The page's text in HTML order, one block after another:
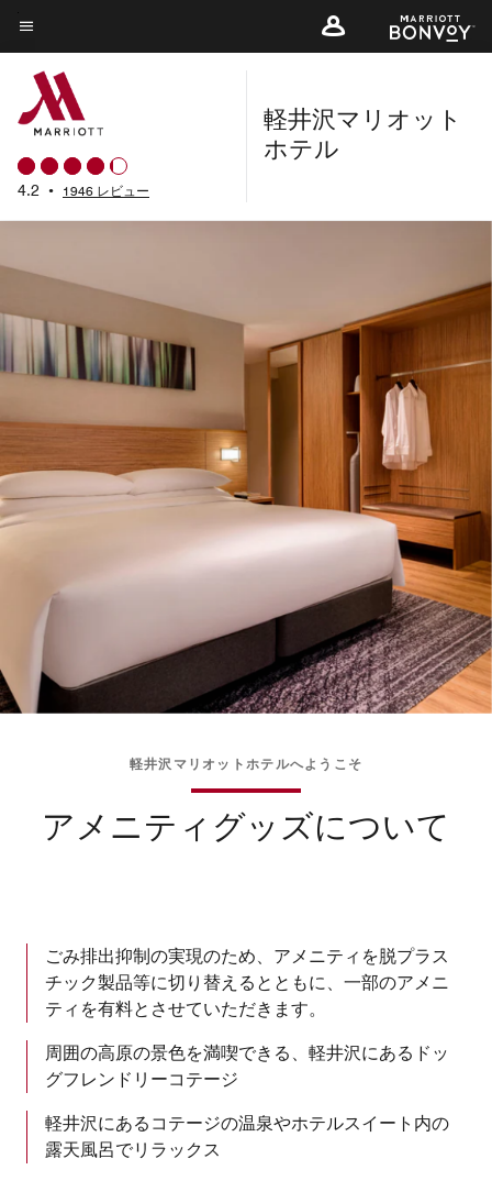
Skip
to
main
content
メニューのテキスト
4.2 • 1946 レビュー
軽井沢マリオット
ホテル
軽井沢マリオットホテルへようこそ
アメニティグッズについて
ごみ排出抑制の実現のため、アメニティを脱プラス
チック製品等に切り替えるとともに、一部のアメニ
ティを有料とさせていただきます。
周囲の高原の景色を満喫できる、軽井沢にあるドッ
グフレンドリーコテージ
軽井沢にあるコテージの温泉やホテルスイート内の
露天風呂でリラックス